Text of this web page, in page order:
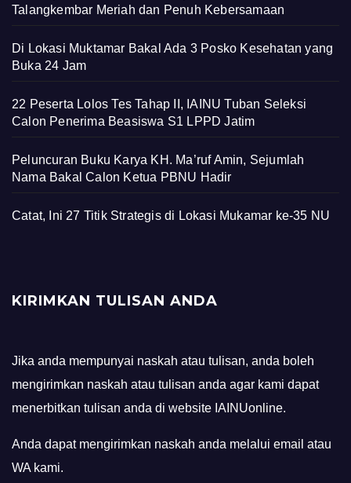
Talangkembar Meriah dan Penuh Kebersamaan
Di Lokasi Muktamar Bakal Ada 3 Posko Kesehatan yang
Buka 24 Jam
22 Peserta Lolos Tes Tahap II, IAINU Tuban Seleksi
Calon Penerima Beasiswa S1 LPPD Jatim
Peluncuran Buku Karya KH. Ma’ruf Amin, Sejumlah
Nama Bakal Calon Ketua PBNU Hadir
Catat, Ini 27 Titik Strategis di Lokasi Mukamar ke-35 NU
KIRIMKAN TULISAN ANDA
Jika anda mempunyai naskah atau tulisan, anda boleh
mengirimkan naskah atau tulisan anda agar kami dapat
menerbitkan tulisan anda di website IAINUonline.
Anda dapat mengirimkan naskah anda melalui email atau
WA kami.